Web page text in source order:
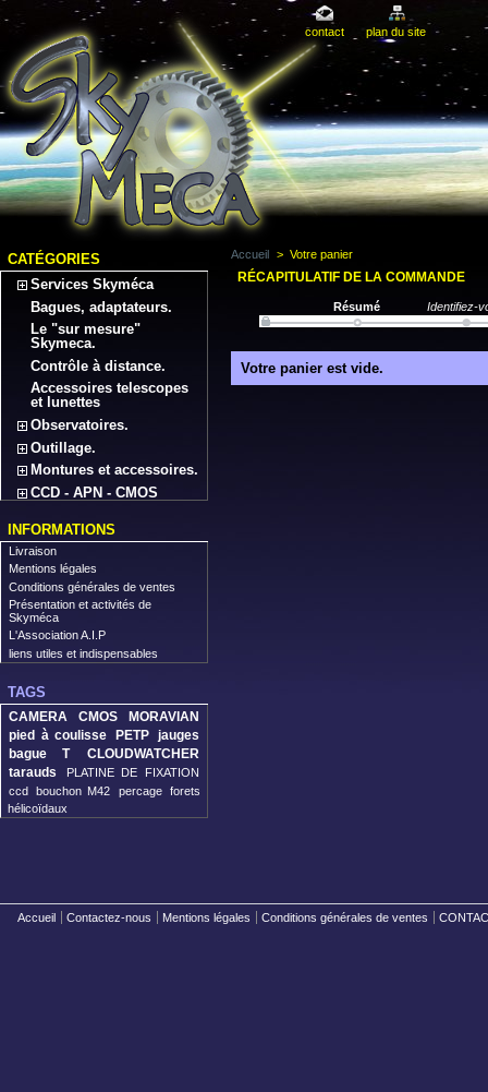
contact plan du site
CATÉGORIES
Services Skyméca
Bagues, adaptateurs.
Le "sur mesure"
Skymeca.
Contrôle à distance.
Accessoires telescopes
et lunettes
Observatoires.
Outillage.
Montures et accessoires.
CCD - APN - CMOS
INFORMATIONS
Livraison
Mentions légales
Conditions générales de ventes
Présentation et activités de
Skyméca
L'Association A.I.P
liens utiles et indispensables
TAGS
CAMERA CMOS MORAVIAN
pied à coulisse
PETP jauges
bague T
CLOUDWATCHER
tarauds
PLATINE DE FIXATION
ccd
bouchon M42 percage
forets
hélicoïdaux
Accueil > Votre panier
RÉCAPITULATIF DE LA COMMANDE
Résumé Identifiez-
Votre panier est vide.
Accueil Contactez-nous Mentions légales Conditions générales de ventes